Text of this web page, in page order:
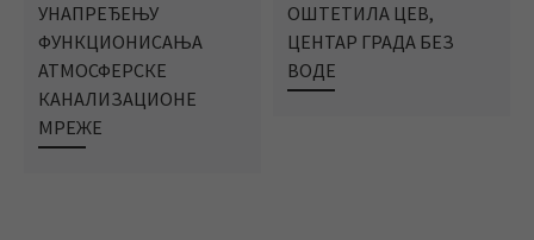
УНАПРЕЂЕЊУ
ФУНКЦИОНИСАЊА
АТМОСФЕРСКЕ
КАНАЛИЗАЦИОНЕ
МРЕЖЕ
ОШТЕТИЛА ЦЕВ,
ЦЕНТАР ГРАДА БЕЗ
ВОДЕ